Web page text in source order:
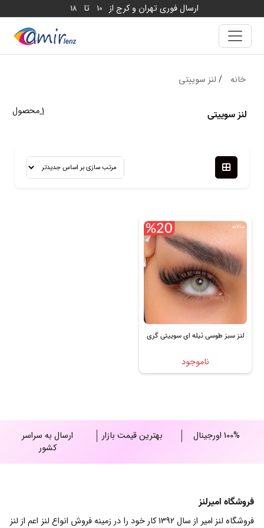
ارسال فوری تهران و کرج از 10 تا 18
خانه / لنز سوییتی
لنز سوییتی 1محصول
لنز سبز طوسی تیله ای سوییتی گری
ناموجود
سالانه
100% اورجینال بهترین قیمت بازار
ارسال به سراسر
کشور
فروشگاه امیرلنز
فروشگاه لنز امیر از سال 1392 کار خود را در زمینه فروش انواع لنز اعم از لنز